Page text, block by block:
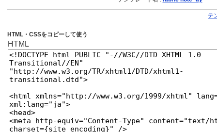
テ
HTML・CSSをコピーして使う
HTML